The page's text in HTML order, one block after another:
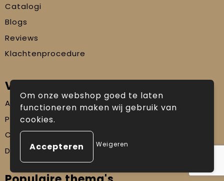
Catalogi
Blogs
Reviews
Klachtenprocedure
Veilig winkelen
Algemene voorwaarden
Privacyverklaring
Cookiebeleid
Disclaimer
Om onze webshop goed te laten
functioneren maken wij gebruik van
cookies.
Weigeren